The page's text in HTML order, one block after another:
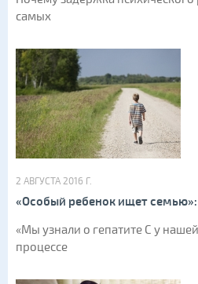
самых
2 АВГУСТА 2016 Г.
«Особый ребенок ищет семью»:
«Мы узнали о гепатите С у
процессе